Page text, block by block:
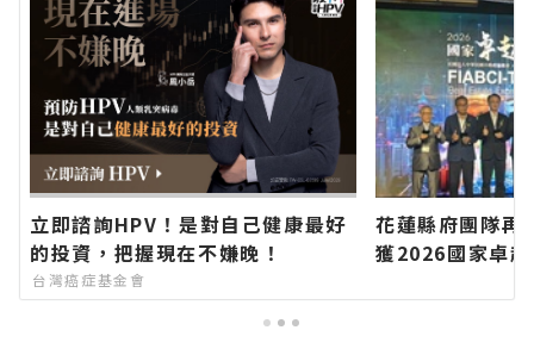
立即諮詢HPV！是對自己健康最好
的投資，把握現在不嫌晚！
台灣癌症基金會
花蓮縣府團隊再
獲2026國家卓
的今日新聞報導